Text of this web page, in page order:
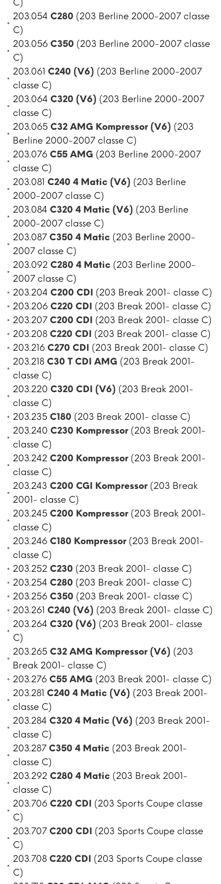
C)
203.054 C280 (203 Berline 2000-2007 classe
C)
203.056 C350 (203 Berline 2000-2007 classe
C)
203.061 C240 (V6) (203 Berline 2000-2007
classe C)
203.064 C320 (V6) (203 Berline 2000-2007
classe C)
203.065 C32 AMG Kompressor (V6) (203
Berline 2000-2007 classe C)
203.076 C55 AMG (203 Berline 2000-2007
classe C)
203.081 C240 4 Matic (V6) (203 Berline
2000-2007 classe C)
203.084 C320 4 Matic (V6) (203 Berline
2000-2007 classe C)
203.087 C350 4 Matic (203 Berline 2000-
2007 classe C)
203.092 C280 4 Matic (203 Berline 2000-
2007 classe C)
203.204 C200 CDI (203 Break 2001- classe C)
203.206 C220 CDI (203 Break 2001- classe C)
203.207 C200 CDI (203 Break 2001- classe C)
203.208 C220 CDI (203 Break 2001- classe C)
203.216 C270 CDI (203 Break 2001- classe C)
203.218 C30 T CDI AMG (203 Break 2001-
classe C)
203.220 C320 CDI (V6) (203 Break 2001-
classe C)
203.235 C180 (203 Break 2001- classe C)
203.240 C230 Kompressor (203 Break 2001-
classe C)
203.242 C200 Kompressor (203 Break 2001-
classe C)
203.243 C200 CGI Kompressor (203 Break
2001- classe C)
203.245 C200 Kompressor (203 Break 2001-
classe C)
203.246 C180 Kompressor (203 Break 2001-
classe C)
203.252 C230 (203 Break 2001- classe C)
203.254 C280 (203 Break 2001- classe C)
203.256 C350 (203 Break 2001- classe C)
203.261 C240 (V6) (203 Break 2001- classe C)
203.264 C320 (V6) (203 Break 2001- classe
C)
203.265 C32 AMG Kompressor (V6) (203
Break 2001- classe C)
203.276 C55 AMG (203 Break 2001- classe C)
203.281 C240 4 Matic (V6) (203 Break 2001-
classe C)
203.284 C320 4 Matic (V6) (203 Break 2001-
classe C)
203.287 C350 4 Matic (203 Break 2001-
classe C)
203.292 C280 4 Matic (203 Break 2001-
classe C)
203.706 C220 CDI (203 Sports Coupe classe
C)
203.707 C200 CDI (203 Sports Coupe classe
C)
203.708 C220 CDI (203 Sports Coupe classe
C)